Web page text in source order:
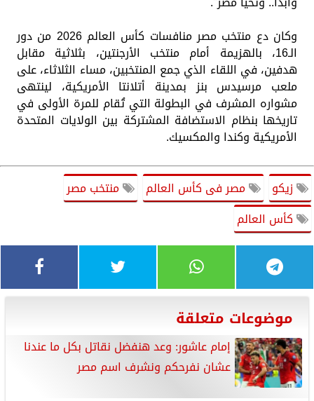
وكان دع منتخب مصر منافسات كأس العالم 2026 من دور
الـ16، بالهزيمة أمام منتخب الأرجنتين، بثلاثية مقابل
هدفين، في اللقاء الذي جمع المنتخبين، مساء الثلاثاء، على
ملعب مرسيدس بنز بمدينة أتلانتا الأمريكية، لينتهى
مشواره المشرف في البطولة التي تُقام للمرة الأولى في
تاريخها بنظام الاستضافة المشتركة بين الولايات المتحدة
الأمريكية وكندا والمكسيك.
زيكو مصر فى كأس العالم
منتخب مصر
كأس العالم
موضوعات متعلقة
إمام عاشور: وعد هنفضل نقاتل بكل ما عندنا
عشان نفرحكم ونشرف اسم مصر